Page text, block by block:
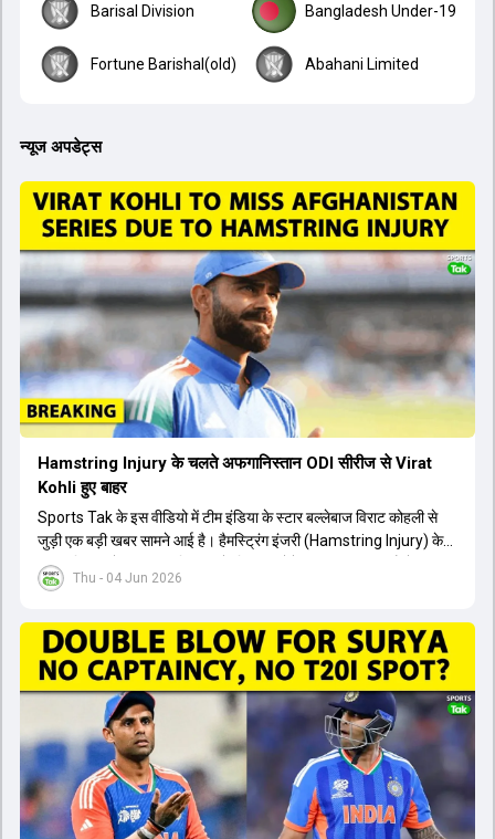
Barisal Division Bangladesh Under-19
Fortune Barishal(old) Abahani Limited
न्यूज अपडेट्स
Thu - 04 Jun 2026
Hamstring Injury के चलते अफगानिस्तान ODI सीरीज से Virat
Kohli हुए बाहर
Sports Tak के इस वीडियो में टीम इंडिया के स्टार बल्लेबाज विराट कोहली से
जुड़ी एक बड़ी खबर सामने आई है। हैमस्ट्रिंग इंजरी (Hamstring Injury) के
कारण विराट कोहली अफगानिस्तान के खिलाफ होने वाली आगामी तीन मैचों की
वनडे सीरीज से बाहर हो गए हैं। भारत और अफगानिस्तान के बीच इस वनडे सीरीज
इसके बाद सीरीज के बाकी दो मुकाबले 17 और 20 जून को खेले जाने थे। हाल ही में
खत्म हुए आईपीएल में शानदार प्रदर्शन करने वाले विराट कोहली का इस सीरीज से
बाहर होना भारतीय फैंस के लिए एक बहुत बड़ा झटका है। यह वनडे सीरीज 2027
में होने वाले वर्ल्ड कप की तैयारियों के लिहाज से भी काफी अहम मानी जा रही थी।
फिलहाल यह स्पष्ट नहीं है कि विराट कोहली को इस हैमस्ट्रिंग इंजरी से पूरी तरह से
उबरने में कितना समय लगेगा और उनकी जगह टीम में किस खिलाड़ी को शामिल
किया जाएगा।